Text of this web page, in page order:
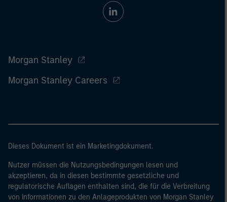
Morgan Stanley
Morgan Stanley Careers
Dieses Dokument ist ein Marketingdokument.
Nutzer müssen die Nutzungsbedingungen lesen und
akzeptieren, da in diesen bestimmte gesetzliche und
regulatorische Auflagen enthalten sind, die für die Verbreitung
von Informationen zu den Anlageprodukten von Morgan Stanley